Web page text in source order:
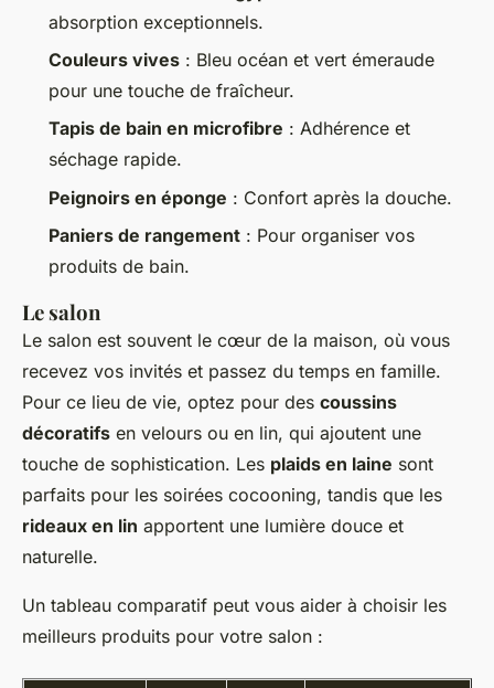
absorption exceptionnels.
Couleurs vives : Bleu océan et vert émeraude
pour une touche de fraîcheur.
Tapis de bain en microfibre : Adhérence et
séchage rapide.
Peignoirs en éponge : Confort après la douche.
Paniers de rangement : Pour organiser vos
produits de bain.
Le salon
Le salon est souvent le cœur de la maison, où vous
recevez vos invités et passez du temps en famille.
Pour ce lieu de vie, optez pour des coussins
décoratifs en velours ou en lin, qui ajoutent une
touche de sophistication. Les plaids en laine sont
parfaits pour les soirées cocooning, tandis que les
rideaux en lin apportent une lumière douce et
naturelle.
Un tableau comparatif peut vous aider à choisir les
meilleurs produits pour votre salon :